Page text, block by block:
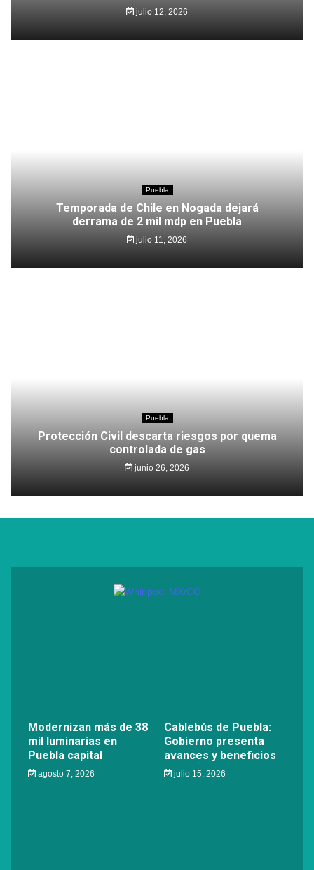
julio 12, 2026
Puebla
Temporada de Chile en Nogada dejará
derrama de 2 mil mdp en Puebla
julio 11, 2026
Puebla
Protección Civil descarta riesgos por quema
controlada de gas
junio 26, 2026
Modernizan más de 38
mil luminarias en
Puebla capital
agosto 7, 2026
Cablebús de Puebla:
Gobierno presenta
avances y beneficios
julio 15, 2026